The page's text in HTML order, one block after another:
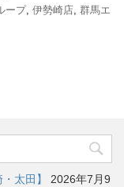
ープ, 伊勢崎店, 群馬エ
太田】
2026年7月9